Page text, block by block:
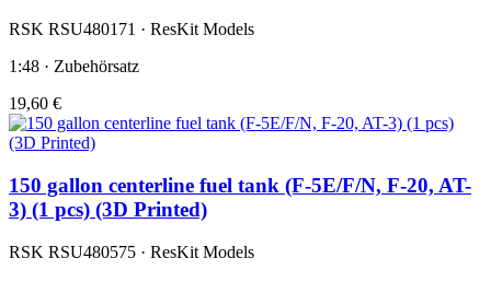
RSK RSU480171 · ResKit Models
1:48 · Zubehörsatz
19,60 €
150 gallon centerline fuel tank (F-5E/F/N, F-20, AT-
3) (1 pcs) (3D Printed)
RSK RSU480575 · ResKit Models